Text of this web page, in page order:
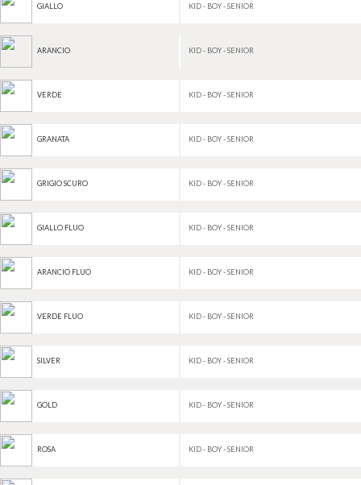
GIALLO KID - BOY - SENIOR
ARANCIO KID - BOY - SENIOR
VERDE KID - BOY - SENIOR
GRANATA KID - BOY - SENIOR
GRIGIO SCURO KID - BOY - SENIOR
GIALLO FLUO KID - BOY - SENIOR
ARANCIO FLUO KID - BOY - SENIOR
VERDE FLUO KID - BOY - SENIOR
SILVER KID - BOY - SENIOR
GOLD KID - BOY - SENIOR
ROSA KID - BOY - SENIOR